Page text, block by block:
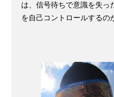
は、信号待ちで意識を失っ
を自己コントロールするの